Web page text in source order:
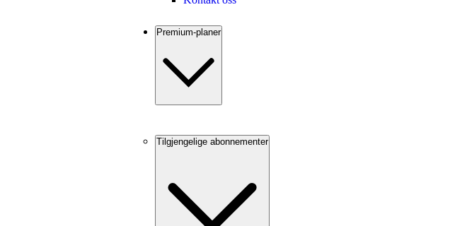
Premium-planer
Tilgjengelige abonnementer